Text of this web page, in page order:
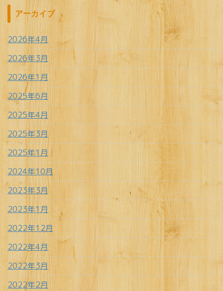
アーカイブ
2026年4月
2026年3月
2026年1月
2025年6月
2025年4月
2025年3月
2025年1月
2024年10月
2023年3月
2023年1月
2022年12月
2022年4月
2022年3月
2022年2月